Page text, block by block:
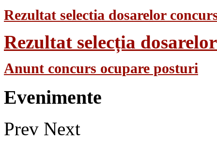
Rezultat selectia dosarelor
Rezultat selecția
Anunt concurs ocupare posturi
Evenimente
Prev Next